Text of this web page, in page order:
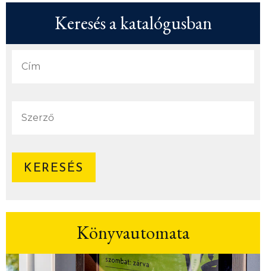
Keresés a katalógusban
Könyvautomata